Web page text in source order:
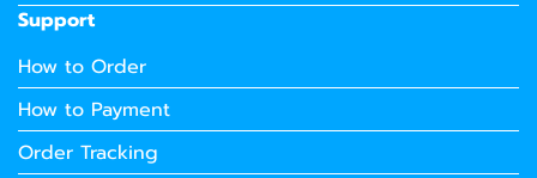
Support
How to Order
How to Payment
Order Tracking